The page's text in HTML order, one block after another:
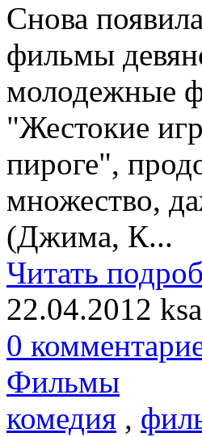
Снова
фильмы
молодежные
"Жестокие
пироге",
множество,
(Джима, К...
Читать
22.04.2012
0
Фильмы
комедия ,